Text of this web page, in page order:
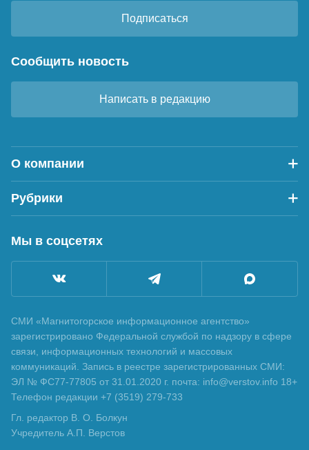
Подписаться
Сообщить новость
Написать в редакцию
О компании
Рубрики
Мы в соцсетях
СМИ «Магнитогорское информационное агентство»
зарегистрировано Федеральной службой по надзору в сфере
связи, информационных технологий и массовых
коммуникаций. Запись в реестре зарегистрированных СМИ:
ЭЛ № ФС77-77805 от 31.01.2020 г. почта: info@verstov.info 18+
Телефон редакции +7 (3519) 279-733
Гл. редактор В. О. Болкун
Учредитель А.П. Верстов